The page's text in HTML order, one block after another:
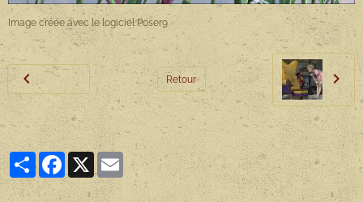
Image créée avec le logiciel Poser9
Retour
PartagerFacebook
X Email